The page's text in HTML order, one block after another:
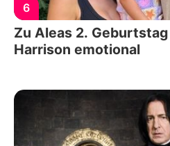
6
Zu Aleas 2.
Harrison emotional